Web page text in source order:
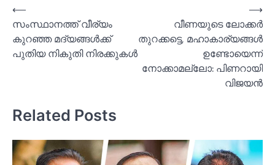
Post
navigation
⟵
സംസ്ഥാനത്ത് വീര്യം
കുറഞ്ഞ മദ്യങ്ങള്‍ക്ക്
പുതിയ നികുതി നിരക്കുകള്‍
വീണയുടെ ലോക്കര്‍
തുറക്കട്ടെ, മഹാകാര്യങ്ങള്‍
ഉണ്ടോയെന്ന്
നോക്കാമല്ലോ: പിണറായി
വിജയൻ
⟶
Related Posts